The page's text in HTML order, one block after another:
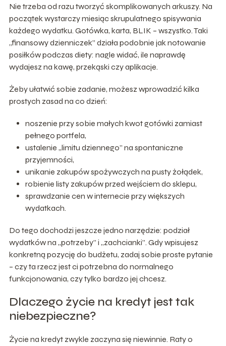
Nie trzeba od razu tworzyć skomplikowanych arkuszy. Na
początek wystarczy miesiąc skrupulatnego spisywania
każdego wydatku. Gotówka, karta, BLIK – wszystko. Taki
„finansowy dzienniczek” działa podobnie jak notowanie
posiłków podczas diety: nagle widać, ile naprawdę
wydajesz na kawę, przekąski czy aplikacje.
Żeby ułatwić sobie zadanie, możesz wprowadzić kilka
prostych zasad na co dzień:
noszenie przy sobie małych kwot gotówki zamiast
pełnego portfela,
ustalenie „limitu dziennego” na spontaniczne
przyjemności,
unikanie zakupów spożywczych na pusty żołądek,
robienie listy zakupów przed wejściem do sklepu,
sprawdzanie cen w internecie przy większych
wydatkach.
Do tego dochodzi jeszcze jedno narzędzie: podział
wydatków na „potrzeby” i „zachcianki”. Gdy wpisujesz
konkretną pozycję do budżetu, zadaj sobie proste pytanie
– czy ta rzecz jest ci potrzebna do normalnego
funkcjonowania, czy tylko bardzo jej chcesz.
Dlaczego życie na kredyt jest tak
niebezpieczne?
Życie na kredyt zwykle zaczyna się niewinnie. Raty 0